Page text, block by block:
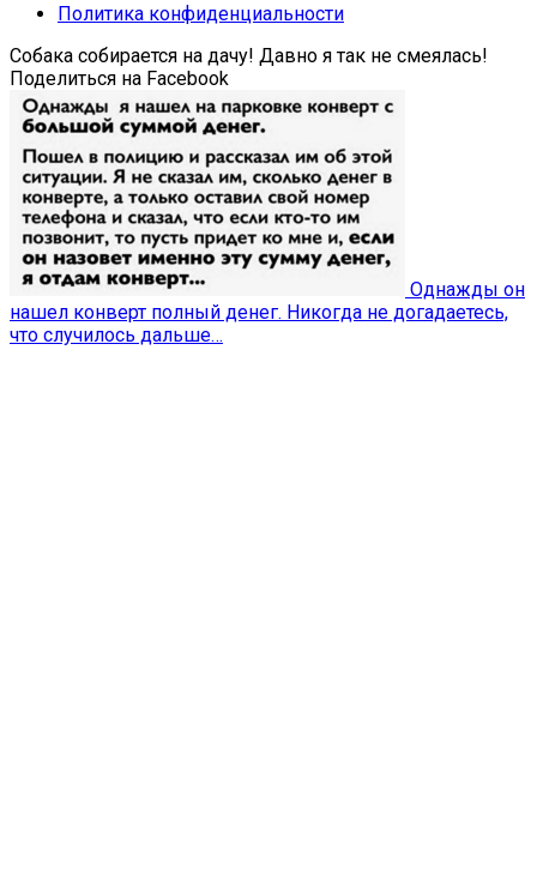
Политика конфиденциальности
Собака собирается на дачу! Давно я так не смеялась!
Поделиться на Facebook
Однажды он
нашел конверт полный денег. Никогда не догадаетесь,
что случилось дальше…